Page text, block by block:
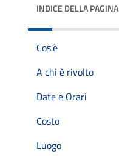
INDICE DELLA PAGINA
Cos'è
A chi è rivolto
Date e Orari
Costo
Luogo